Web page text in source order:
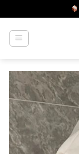
au
contenu